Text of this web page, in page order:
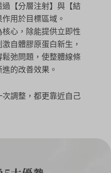
【分層注射】與【結
用於目標區域。
心，除能提供立即性
自體膠原蛋白新生，
弛問題，使整體線條
的改善效果。
調整，都更靠近自己